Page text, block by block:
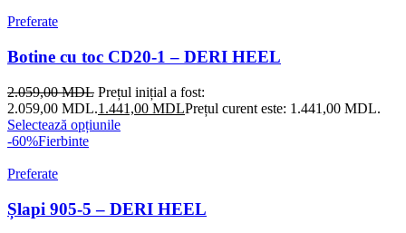
Preferate
Botine cu toc CD20-1 – DERI HEEL
2.059,00MDL Prețul inițial a fost:
2.059,00 MDL.1.441,00 MDLPrețul curent este: 1.441,00 MDL.
Selectează opțiunile
-60%Fierbinte
Preferate
Șlapi 905-5 – DERI HEEL